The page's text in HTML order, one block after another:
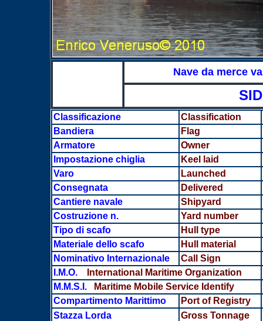
Nave da merce
Classificazione Classification
Bandiera
Flag
Armatore
Owner
Impostazione chiglia
Keel laid
Varo
Launched
Consegnata
Delivered
Cantiere navale
Shipyard
Costruzione n.
Yard number
Tipo di scafo
Hull type
Materiale dello scafo
Hull material
Nominativo Internazionale
Call Sign
I.M.O.
International Maritime Organization
M.M.S.I.
Maritime Mobile Service Identify
Compartimento Marittimo
Port of Registry
Stazza Lorda
Gross Tonnage